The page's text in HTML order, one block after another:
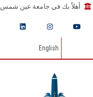
أهلاً بك في جامعة عين شمس
English